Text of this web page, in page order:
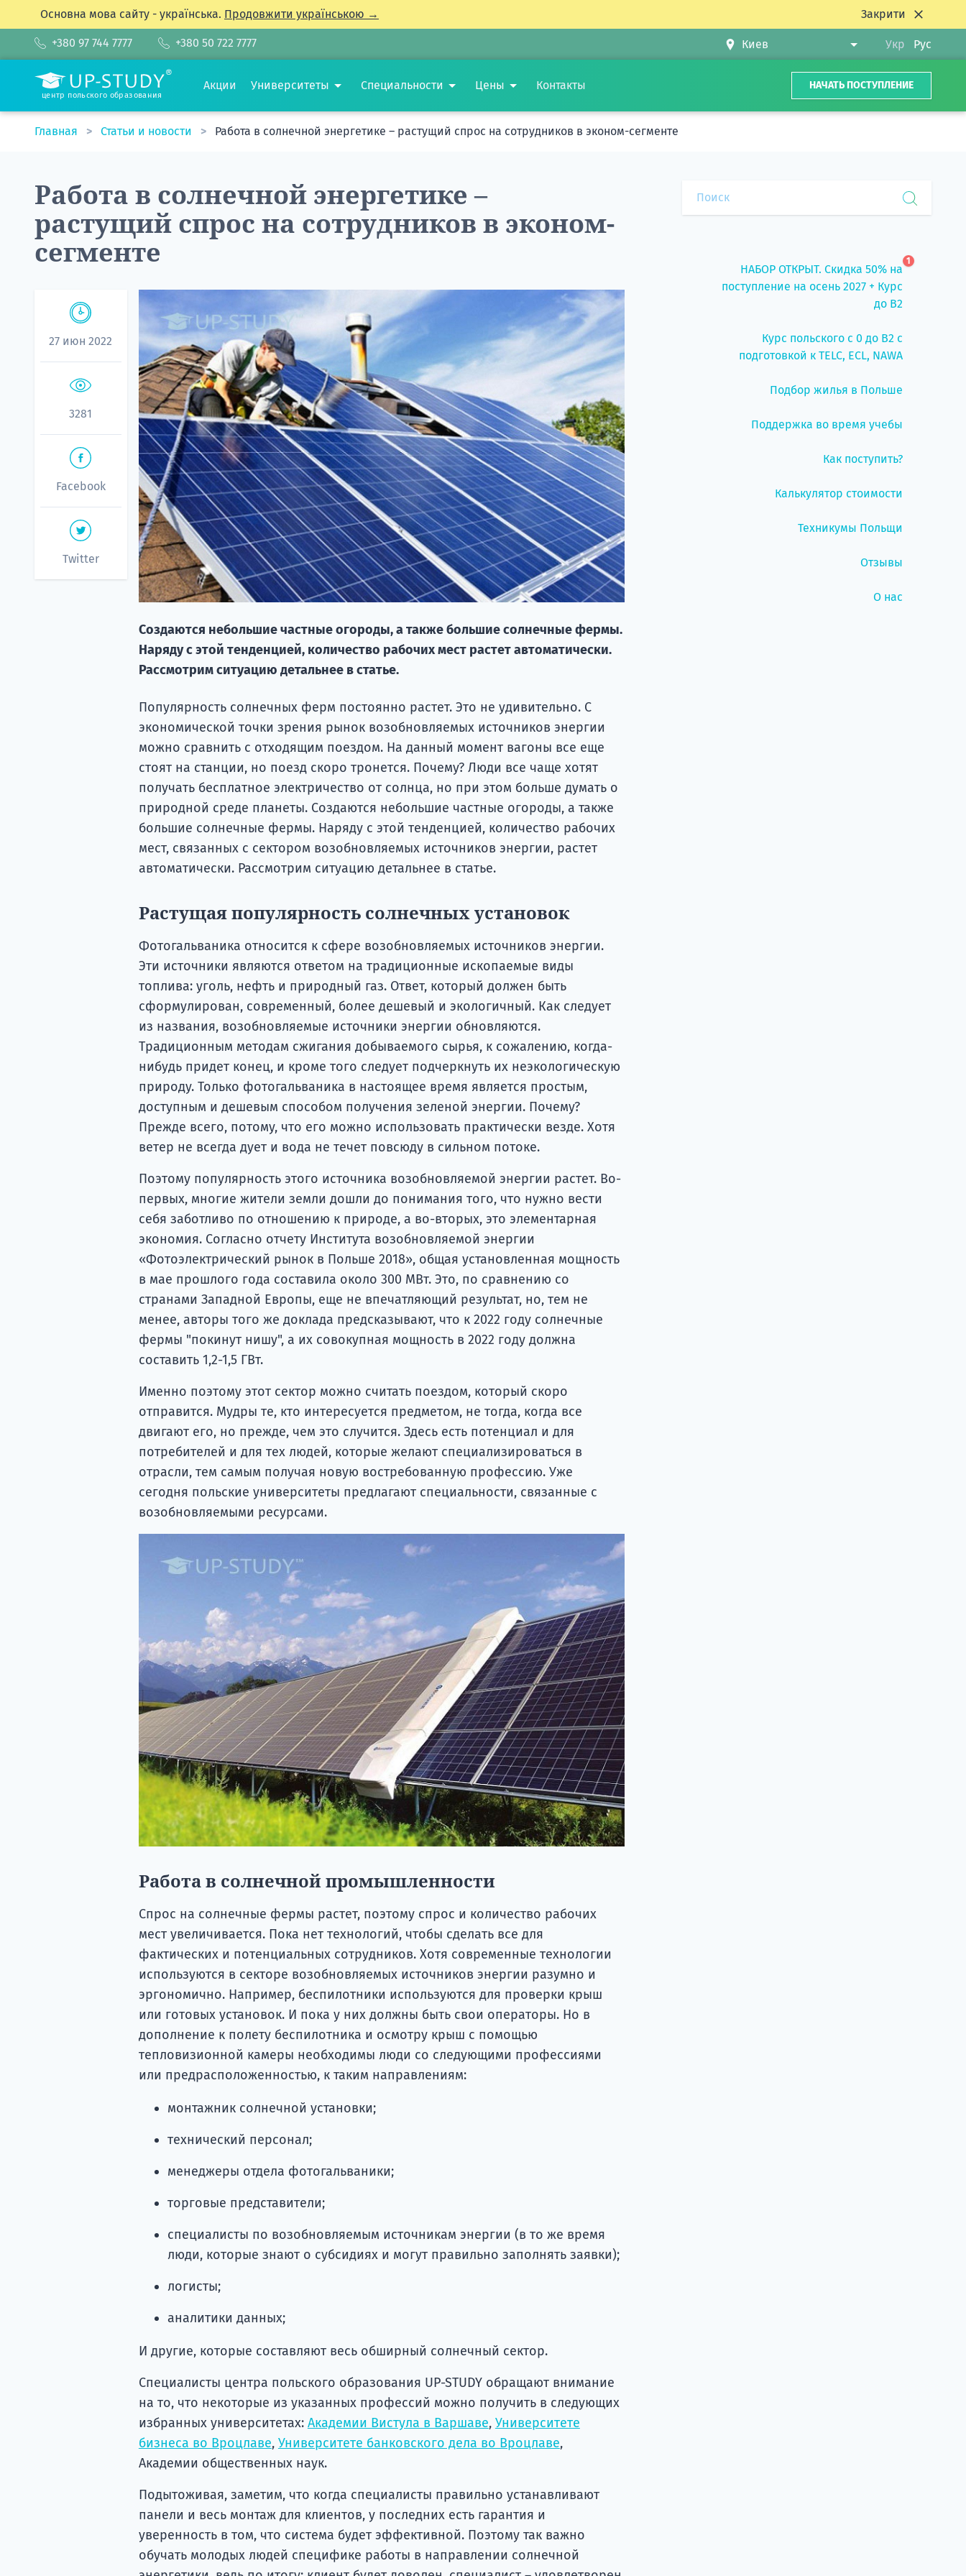
Основна мова сайту - українська. Продовжити українською → Закрити
+380 97 744 7777 +380 50 722 7777 Укр Рус
центр польского образования
Акции Университеты Специальности Цены Контакты НАЧАТЬ ПОСТУПЛЕНИЕ
Главная Статьи и новости Работа в солнечной энергетике – растущий спрос на сотрудников в эконом-сегменте
Работа в солнечной энергетике –
растущий спрос на сотрудников в эконом-
сегменте
27 июн 2022
3281
Facebook
Twitter
Создаются небольшие частные огороды, а также большие солнечные фермы.
Наряду с этой тенденцией, количество рабочих мест растет автоматически.
Рассмотрим ситуацию детальнее в статье.
Популярность солнечных ферм постоянно растет. Это не удивительно. С
экономической точки зрения рынок возобновляемых источников энергии
можно сравнить с отходящим поездом. На данный момент вагоны все еще
стоят на станции, но поезд скоро тронется. Почему? Люди все чаще хотят
получать бесплатное электричество от солнца, но при этом больше думать о
природной среде планеты. Создаются небольшие частные огороды, а также
большие солнечные фермы. Наряду с этой тенденцией, количество рабочих
мест, связанных с сектором возобновляемых источников энергии, растет
автоматически. Рассмотрим ситуацию детальнее в статье.
Растущая популярность солнечных установок
Фотогальваника относится к сфере возобновляемых источников энергии.
Эти источники являются ответом на традиционные ископаемые виды
топлива: уголь, нефть и природный газ. Ответ, который должен быть
сформулирован, современный, более дешевый и экологичный. Как следует
из названия, возобновляемые источники энергии обновляются.
Традиционным методам сжигания добываемого сырья, к сожалению, когда-
нибудь придет конец, и кроме того следует подчеркнуть их неэкологическую
природу. Только фотогальваника в настоящее время является простым,
доступным и дешевым способом получения зеленой энергии. Почему?
Прежде всего, потому, что его можно использовать практически везде. Хотя
ветер не всегда дует и вода не течет повсюду в сильном потоке.
Поэтому популярность этого источника возобновляемой энергии растет. Во-
первых, многие жители земли дошли до понимания того, что нужно вести
себя заботливо по отношению к природе, а во-вторых, это элементарная
экономия. Согласно отчету Института возобновляемой энергии
«Фотоэлектрический рынок в Польше 2018», общая установленная мощность
в мае прошлого года составила около 300 МВт. Это, по сравнению со
странами Западной Европы, еще не впечатляющий результат, но, тем не
менее, авторы того же доклада предсказывают, что к 2022 году солнечные
фермы "покинут нишу", а их совокупная мощность в 2022 году должна
составить 1,2-1,5 ГВт.
Именно поэтому этот сектор можно считать поездом, который скоро
отправится. Мудры те, кто интересуется предметом, не тогда, когда все
двигают его, но прежде, чем это случится. Здесь есть потенциал и для
потребителей и для тех людей, которые желают специализироваться в
отрасли, тем самым получая новую востребованную профессию. Уже
сегодня польские университеты предлагают специальности, связанные с
возобновляемыми ресурсами.
Работа в солнечной промышленности
Спрос на солнечные фермы растет, поэтому спрос и количество рабочих
мест увеличивается. Пока нет технологий, чтобы сделать все для
фактических и потенциальных сотрудников. Хотя современные технологии
используются в секторе возобновляемых источников энергии разумно и
эргономично. Например, беспилотники используются для проверки крыш
или готовых установок. И пока у них должны быть свои операторы. Но в
дополнение к полету беспилотника и осмотру крыш с помощью
тепловизионной камеры необходимы люди со следующими профессиями
или предрасположенностью, к таким направлениям:
монтажник солнечной установки;
технический персонал;
менеджеры отдела фотогальваники;
торговые представители;
специалисты по возобновляемым источникам энергии (в то же время
люди, которые знают о субсидиях и могут правильно заполнять заявки);
логисты;
аналитики данных;
И другие, которые составляют весь обширный солнечный сектор.
Специалисты центра польского образования UP-STUDY обращают внимание
на то, что некоторые из указанных профессий можно получить в следующих
избранных университетах: Академии Вистула в Варшаве, Университете
бизнеса во Вроцлаве, Университете банковского дела во Вроцлаве,
Академии общественных наук.
Подытоживая, заметим, что когда специалисты правильно устанавливают
панели и весь монтаж для клиентов, у последних есть гарантия и
уверенность в том, что система будет эффективной. Поэтому так важно
обучать молодых людей специфике работы в направлении солнечной
НАБОР ОТКРЫТ. Скидка 50% на
поступление на осень 2027 + Курс
до B2
1
Курс польского с 0 до B2 с
подготовкой к TELC, ECL, NAWA
Подбор жилья в Польше
Поддержка во время учебы
Как поступить?
Калькулятор стоимости
Техникумы Польщи
Отзывы
О нас